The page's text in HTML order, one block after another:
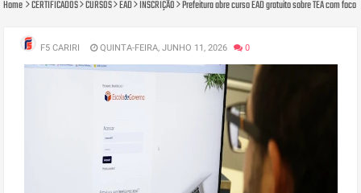
Home CERTIFICADOS CURSOS EAD INSCRIÇÃO Prefeitura abre curso EAD gratuito sobre TEA com
F5 CARIRI QUINTA-FEIRA, JUNHO 11, 2026 0